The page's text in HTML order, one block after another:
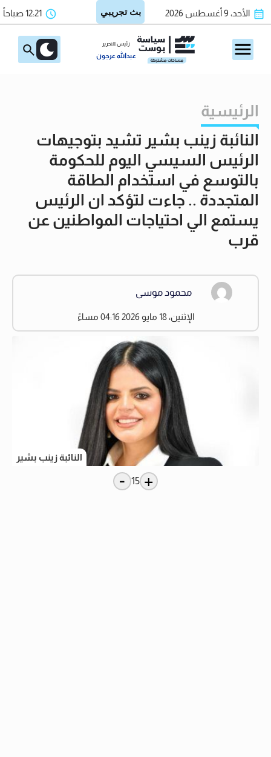
الأحد، 9 أغسطس 2026 12:21 صباحاً
رئيس التحرير
عبدالله عرجون
الرئيسية
النائبة زينب بشير تشيد بتوجيهات
الرئيس السيسي اليوم للحكومة
بالتوسع في استخدام الطاقة
المتجددة .. جاءت لتؤكد ان الرئيس
يستمع الي احتياجات المواطنين عن
قرب
محمود موسى
الإثنين، 18 مايو 2026 04:16 مساءً
النائبة زينب بشير
+
15
-